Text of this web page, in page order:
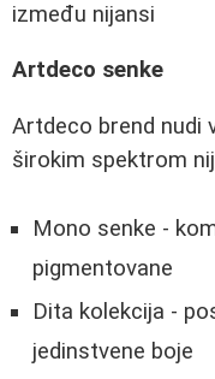
između nijansi
Artdeco senke
Artdeco brend nudi
širokim spektrom
Mono senke -
pigmentovane
Dita kolekcija -
jedinstvene boje